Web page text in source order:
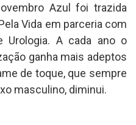
Azul foi trazida
Vida em parceria com
Urologia. A cada ano o
ganha mais adeptos
de toque, que sempre
masculino, diminui.